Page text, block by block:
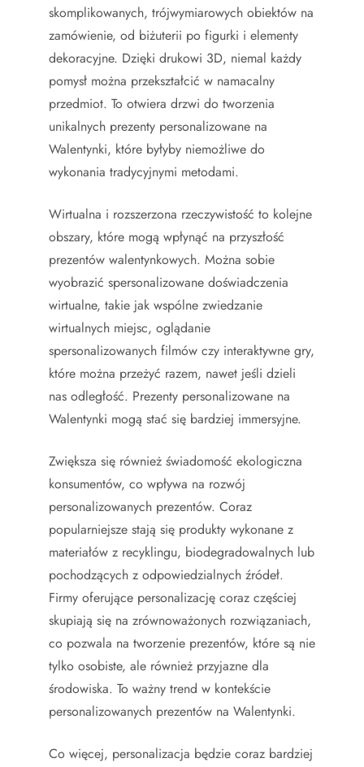
skomplikowanych, trójwymiarowych obiektów na
zamówienie, od biżuterii po figurki i elementy
dekoracyjne. Dzięki drukowi 3D, niemal każdy
pomysł można przekształcić w namacalny
przedmiot. To otwiera drzwi do tworzenia
unikalnych prezenty personalizowane na
Walentynki, które byłyby niemożliwe do
wykonania tradycyjnymi metodami.
Wirtualna i rozszerzona rzeczywistość to kolejne
obszary, które mogą wpłynąć na przyszłość
prezentów walentynkowych. Można sobie
wyobrazić spersonalizowane doświadczenia
wirtualne, takie jak wspólne zwiedzanie
wirtualnych miejsc, oglądanie
spersonalizowanych filmów czy interaktywne gry,
które można przeżyć razem, nawet jeśli dzieli
nas odległość. Prezenty personalizowane na
Walentynki mogą stać się bardziej immersyjne.
Zwiększa się również świadomość ekologiczna
konsumentów, co wpływa na rozwój
personalizowanych prezentów. Coraz
popularniejsze stają się produkty wykonane z
materiałów z recyklingu, biodegradowalnych lub
pochodzących z odpowiedzialnych źródeł.
Firmy oferujące personalizację coraz częściej
skupiają się na zrównoważonych rozwiązaniach,
co pozwala na tworzenie prezentów, które są nie
tylko osobiste, ale również przyjazne dla
środowiska. To ważny trend w kontekście
personalizowanych prezentów na Walentynki.
Co więcej, personalizacja będzie coraz bardziej